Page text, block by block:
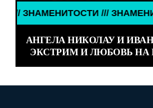
///
АНГЕЛА НИКОЛАУ И
ЭКСТРИМ И ЛЮБОВЬ НА